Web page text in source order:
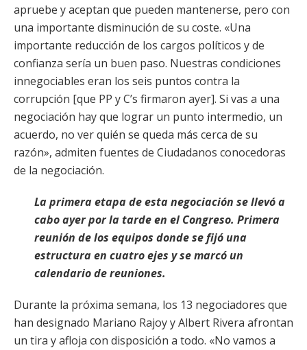
apruebe y aceptan que pueden mantenerse, pero con
una importante disminución de su coste. «Una
importante reducción de los cargos políticos y de
confianza sería un buen paso. Nuestras condiciones
innegociables eran los seis puntos contra la
corrupción [que PP y C’s firmaron ayer]. Si vas a una
negociación hay que lograr un punto intermedio, un
acuerdo, no ver quién se queda más cerca de su
razón», admiten fuentes de Ciudadanos conocedoras
de la negociación.
La primera etapa de esta negociación se llevó a
cabo ayer por la tarde en el Congreso. Primera
reunión de los equipos donde se fijó una
estructura en cuatro ejes y se marcó un
calendario de reuniones.
Durante la próxima semana, los 13 negociadores que
han designado Mariano Rajoy y Albert Rivera afrontan
un tira y afloja con disposición a todo. «No vamos a